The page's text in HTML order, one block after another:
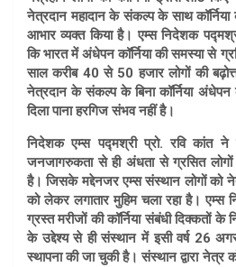
नेत्रदान महादान के संकल्प के साथ कॉर्निया
आभार व्यक्त किया है। एम्स निदेशक
कि भारत में अंधेपन कॉर्निया की समस्या से
साल करीब 40 से 50 हजार लोगों की
नेत्रदान के संकल्प के बिना कॉर्निया अंधेपन
दिला पाना हरगिज संभव नहीं है। ​
निदेशक एम्स पद्मश्री प्रो. रवि कांतने
जनजागरुकता से ही अंधता से ग्रसित
है। जिसके मद्देनजर एम्स संस्थान लोगों को
को लेकर लगातार मुहिम चला रहा है।
ग्रस्त मरीजों की कॉर्निया संबंधी दिक्कतों के
के उद्देश्य से ही संस्थान में इसी वर्ष 26
स्थापना की जा चुकी है। संस्थान द्वारा